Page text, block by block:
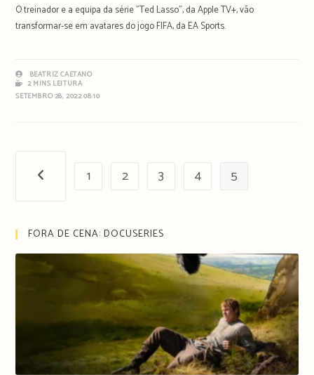
O treinador e a equipa da série "Ted Lasso", da Apple TV+, vão
transformar-se em avatares do jogo FIFA, da EA Sports.
BEATRIZ CAETANO
2 MINS LEITURA
SETEMBRO 28, 2022 08:10
Página anterior
1 2 3 4 5
FORA DE CENA: DOCUSERIES